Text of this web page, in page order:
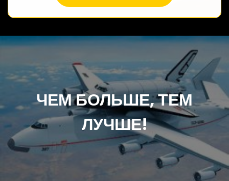
ЧЕМ БОЛЬШЕ, ТЕМ
ЛУЧШЕ!